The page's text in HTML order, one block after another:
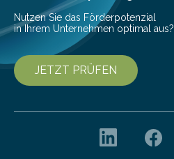
Nutzen Sie das Förderpotenzial
in Ihrem Unternehmen optimal aus?
JETZT PRÜFEN